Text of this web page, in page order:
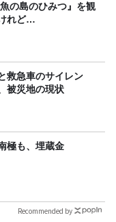
の島のひみつ』を観
れど…
救急車のサイレン
被災地の現状
極も、埋蔵金
Recommended by